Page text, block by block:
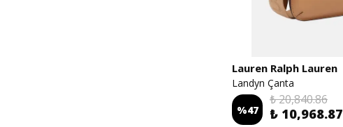
Lauren Ralph Lauren
Landyn Çanta
%47
₺ 20,840.86
₺ 10,968.87